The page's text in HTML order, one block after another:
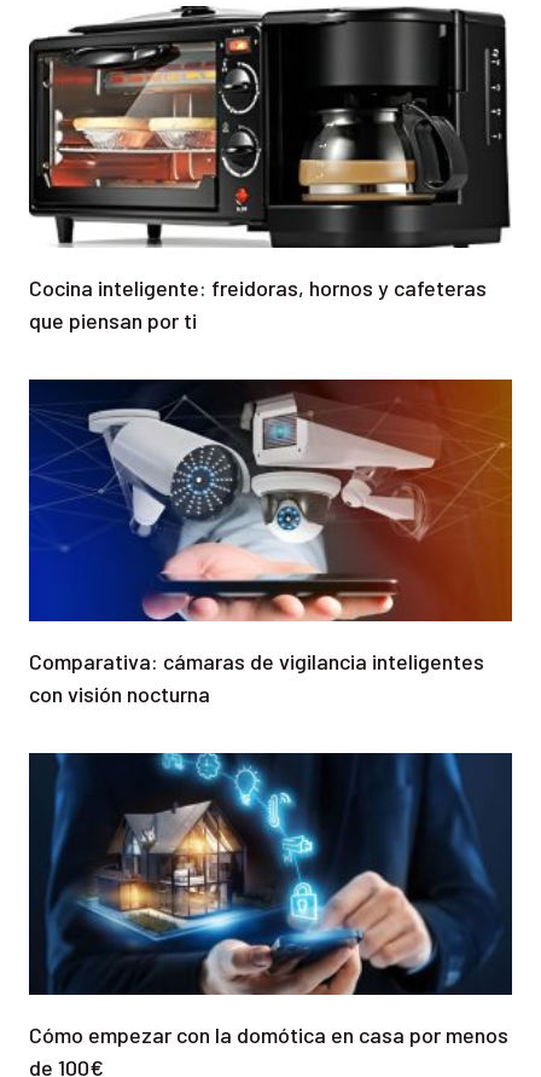
Cocina inteligente: freidoras, hornos y cafeteras
que piensan por ti
Comparativa: cámaras de vigilancia inteligentes
con visión nocturna
Cómo empezar con la domótica en casa por menos
de 100€